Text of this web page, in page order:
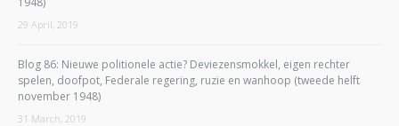
29 April, 2019
Blog 86: Nieuwe politionele actie? Deviezensmokkel, eigen rechter
spelen, doofpot, Federale regering, ruzie en wanhoop (tweede helft
november 1948)
31 March, 2019